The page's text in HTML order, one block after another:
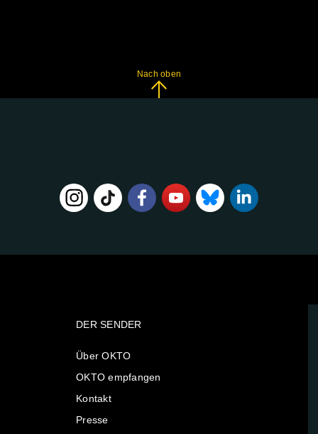
Nach oben
DER SENDER
Über OKTO
OKTO empfangen
Kontakt
Presse